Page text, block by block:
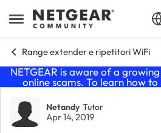
Open Side Menu
Skip to content
Range extender e ripetitori WiFi
NETGEAR is aware of a
online scams. To learn how
Forum Discussion
Netandy Tutor
Apr 14, 2019